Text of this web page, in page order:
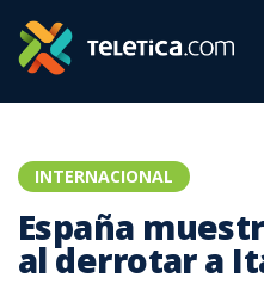
INTERNACIONAL
España
al derrotar a